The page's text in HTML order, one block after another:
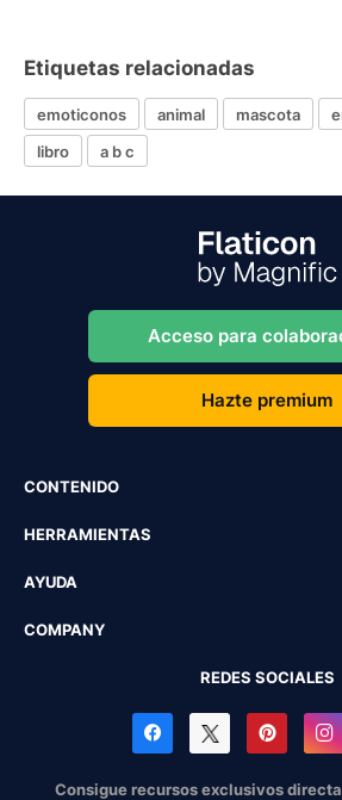
Etiquetas relacionadas
emoticonos animal mascota
libro
a b c
Acceso para
Hazte premium
CONTENIDO
HERRAMIENTAS
AYUDA
COMPANY
REDES SOCIALES
Consigue recursos exclusivos